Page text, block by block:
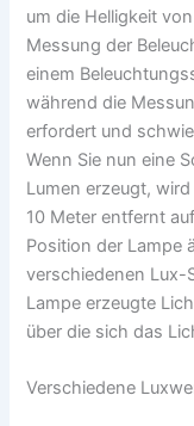
um die Helligkeit
Messung der
einem
während die
erfordert und
Wenn Sie nun eine
Lumen erzeugt,
10 Meter entfernt
Position der Lampe
verschiedenen Lux-
Lampe erzeugte
über die sich das
Verschiedene